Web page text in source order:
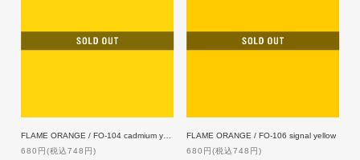
680円(税込748円)
FLAME ORANGE / FO-106 signal yellow
680円(税込748円)